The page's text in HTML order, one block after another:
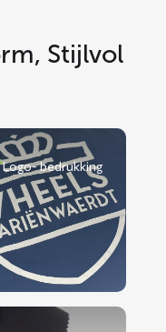
Stijlvol
Logo- bedrukking